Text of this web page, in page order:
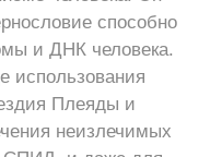
способно
и ДНК человека.
использования
Плеяды и
неизлечимых